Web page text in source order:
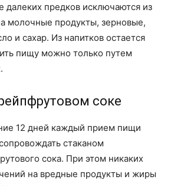
далеких предков исключаются из
молочные продукты, зерновые,
и сахар. Из напитков остается
пищу можно только путем
соке
12 дней каждый прием пищи
стаканом
сока. При этом никаких
на вредные продукты и жиры